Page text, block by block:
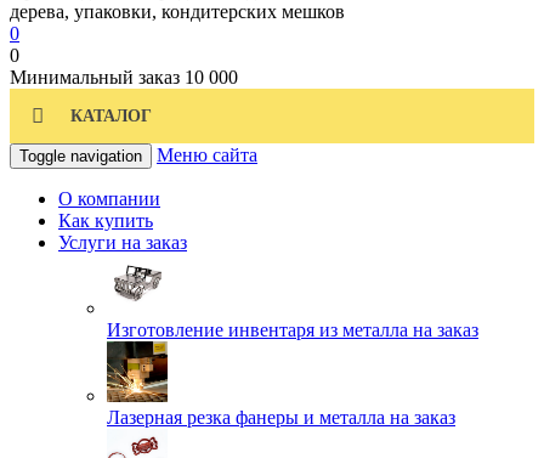
дерева, упаковки, кондитерских мешков
0
0
Минимальный заказ 10 000
КАТАЛОГ
Toggle navigation Меню сайта
О компании
Как купить
Услуги на заказ
Изготовление инвентаря из металла на заказ
Лазерная резка фанеры и металла на заказ